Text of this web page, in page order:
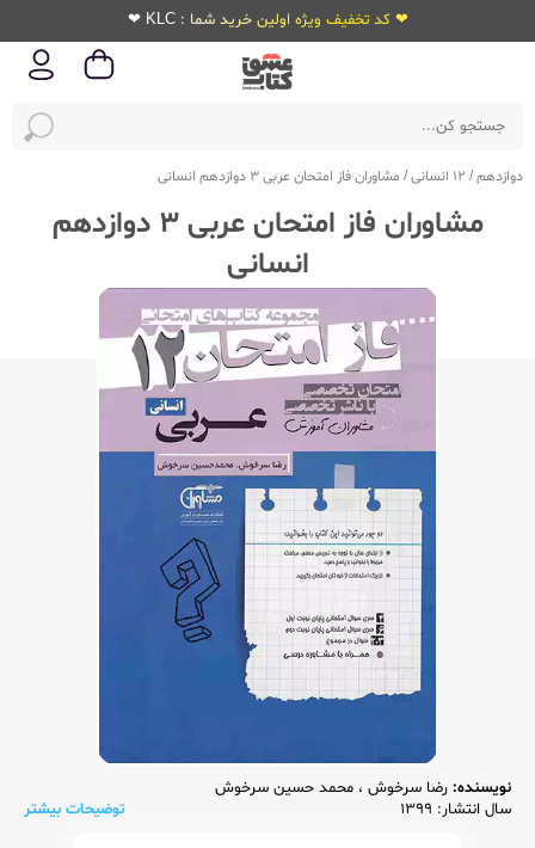
❤ کد تخفیف ویژه اولین خرید شما : KLC ❤
دوازدهم/ 12 انسانی / مشاوران فاز امتحان عربی 3 دوازدهم انسانی
مشاوران فاز امتحان عربی 3 دوازدهم
انسانی
نویسنده: رضا سرخوش ، محمد حسین سرخوش
سال انتشار: 1399
توضیحات بیشتر